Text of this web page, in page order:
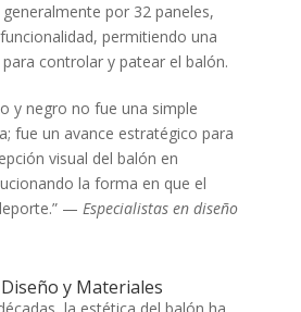
por 32 paneles,
permitiendo una
controlar y patear el balón.
y negro no fue una simple
fue un avance estratégico para
visual del balón en
la forma en que el
— Especialistas en diseño
y Materiales